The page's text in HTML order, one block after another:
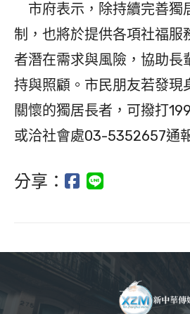
市府表示，除持續完善獨
制，也將於提供各項社福服
者潛在需求與風險，協助長
持與照顧。市民朋友若發現
關懷的獨居長者，可撥打
或洽社會處03-5352657通
分享：